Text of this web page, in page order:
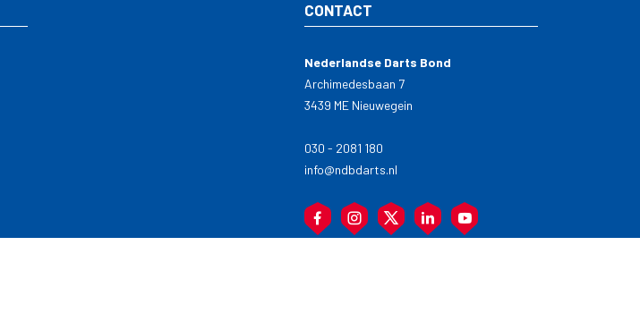
CONTACT
Nederlandse Darts Bond
Archimedesbaan 7
3439 ME Nieuwegein
030 - 2081 180
info@ndbdarts.nl